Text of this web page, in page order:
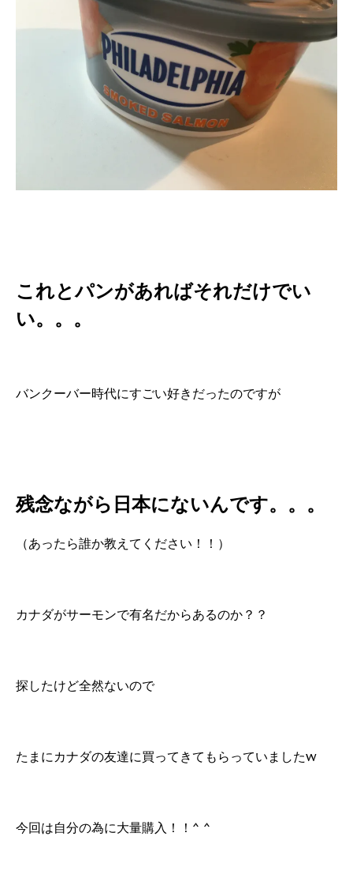
これとパンがあればそれだけでい
い。。。
バンクーバー時代にすごい好きだったのですが
残念ながら日本にないんです。。。
（あったら誰か教えてください！！）
カナダがサーモンで有名だからあるのか？？
探したけど全然ないので
たまにカナダの友達に買ってきてもらっていましたw
今回は自分の為に大量購入！！^ ^